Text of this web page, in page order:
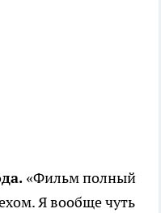
«Фильм полный
Я вообще чуть